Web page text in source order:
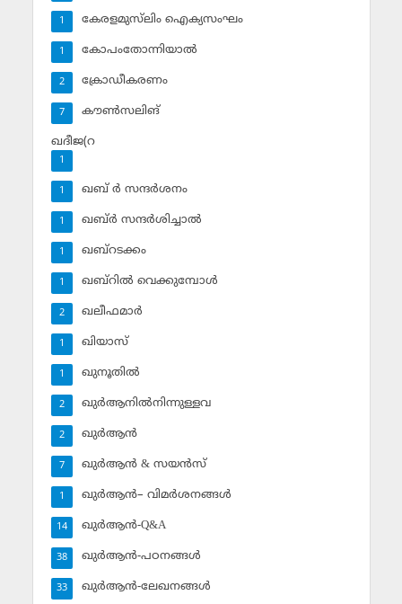
കേരളമുസ്‌ലിം ഐക്യസംഘം
1
കോപംതോന്നിയാല്‍
1
ക്രോഡീകരണം
2
കൗണ്‍സലിങ്‌
7
ഖദീജ(റ
1
ഖബ് ര്‍ സന്ദര്‍ശനം
1
ഖബ്ര്‍ സന്ദര്‍ശിച്ചാല്‍
1
ഖബ്‌റടക്കം
1
ഖബ്‌റില്‍ വെക്കുമ്പോള്‍
1
ഖലീഫമാര്‍
2
ഖിയാസ്
1
ഖുനൂതില്‍
1
ഖുര്‍ആനില്‍നിന്നുള്ളവ
2
ഖുര്‍ആന്‍
2
ഖുര്‍ആന്‍ & സയന്‍സ്‌
7
ഖുര്‍ആന്‍– വിമര്‍ശനങ്ങള്‍
1
ഖുര്‍ആന്‍-Q&A
14
ഖുര്‍ആന്‍-പഠനങ്ങള്‍
38
ഖുര്‍ആന്‍-ലേഖനങ്ങള്‍
33